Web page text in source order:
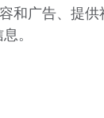
京ICP备
和广告、提
。